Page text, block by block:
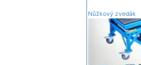
Nůžkový zvedák